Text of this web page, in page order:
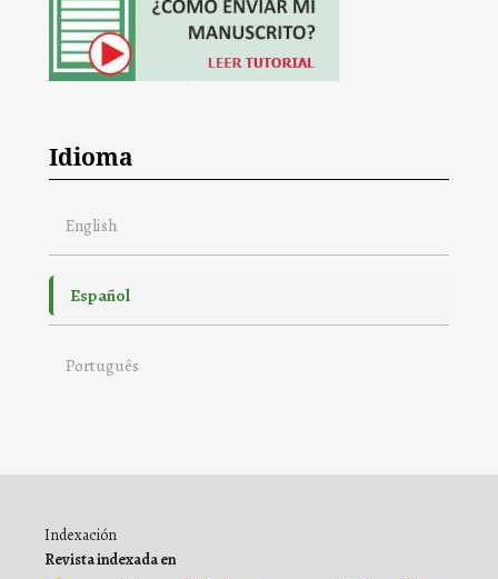
Idioma
English
Español
Português
Indexación
Revista indexada en